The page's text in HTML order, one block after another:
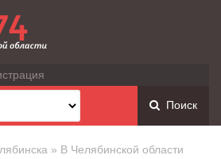
Поиск
» В Челябинской области